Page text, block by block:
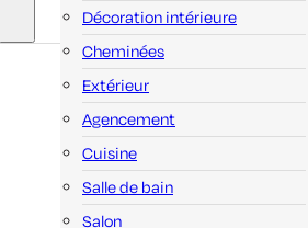
Décoration intérieure
Cheminées
Extérieur
Agencement
Cuisine
Salle de bain
Salon